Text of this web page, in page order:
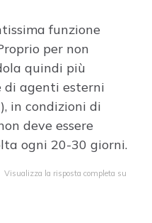
funzione
per non
quindi più
di agenti esterni
in condizioni di
deve essere
ogni 20-30 giorni.
Visualizza la risposta completa su